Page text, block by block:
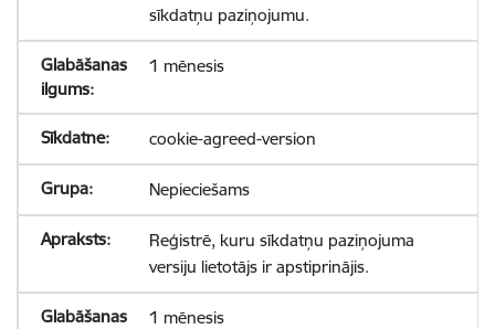
sīkdatņu paziņojumu.
1 mēnesis
cookie-agreed-version
Nepieciešams
Reģistrē, kuru sīkdatņu paziņojuma
versiju lietotājs ir apstiprinājis.
1 mēnesis